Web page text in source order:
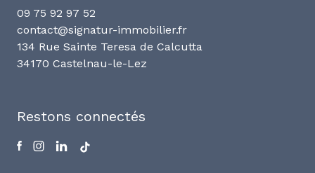
09 75 92 97 52
contact@signatur-immobilier.fr
134 Rue Sainte Teresa de Calcutta
34170 Castelnau-le-Lez
Restons connectés